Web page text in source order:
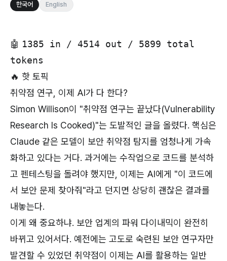
한국어 English
🤖 1385 in / 4514 out / 5899 total
tokens
🔥 핫 토픽
취약점 연구, 이제 AI가 다 한다?
Simon Willison이 "취약점 연구는 끝났다(Vulnerability
Research Is Cooked)"는 도발적인 글을 올렸다. 핵심은
Claude 같은 모델이 보안 취약점 탐지를 엄청나게 가속
화하고 있다는 거다. 과거에는 수작업으로 코드를 분석하
고 펜테스팅을 돌려야 했지만, 이제는 AI에게 "이 코드에
서 보안 문제 찾아줘"라고 던지면 상당히 괜찮은 결과를
내놓는다.
이게 왜 중요하냐. 보안 업계의 파워 다이내믹이 완전히
바뀌고 있어서다. 예전에는 고도로 숙련된 보안 연구자만
발견할 수 있었던 취약점이 이제는 AI를 활용하는 일반